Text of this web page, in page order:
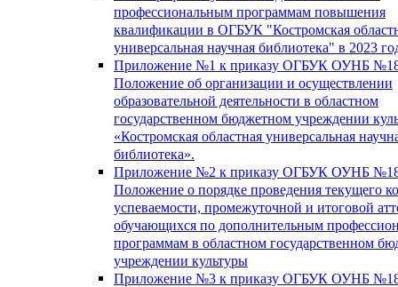
профессиональным программам повышения
квалификации в ОГБУК "Костромская
универсальная научная библиотека" в 2023
Приложение №1 к приказу ОГБУК ОУНБ
Положение об организации и осуществлении
образовательной деятельности в областном
государственном бюджетном учреждении
«Костромская областная универсальная
библиотека».
Приложение №2 к приказу ОГБУК ОУНБ
Положение о порядке проведения текущего
успеваемости, промежуточной и итоговой
обучающихся по дополнительным
программам в областном государственном
учреждении культуры
Приложение №3 к приказу ОГБУК ОУНБ